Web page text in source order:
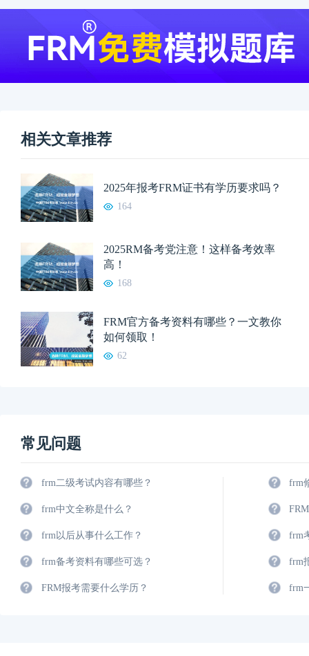
相关文章推荐
2025年报考FRM证书有学历要求吗？
164
2025RM备考党注意！这样备考效率
高！
168
FRM官方备考资料有哪些？一文教你
如何领取！
62
常见问题
frm二级考试内容有哪些？
frm中文全称是什么？
frm以后从事什么工作？
frm备考资料有哪些可选？
FRM报考需要什么学历？
frm
frm
frm
frm